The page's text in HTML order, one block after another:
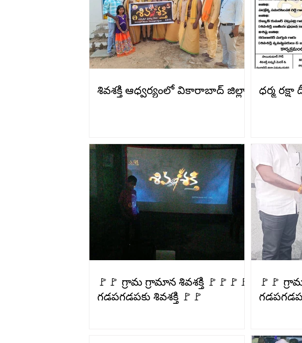
శివశక్తి ఆధ్వర్యంలో వికారాబాద్ జిల్లా ధర్మ రక్షా
🚩🚩 గ్రామ గ్రామాన శివశక్తి 🚩🚩🚩🚩
గడపగడపకు శివశక్తి 🚩🚩
🚩🚩